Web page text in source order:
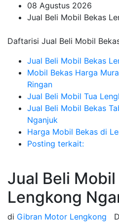
08 Agustus 2026
Jual Beli Mobil Bekas
Daftarisi Jual Beli Mobil
Jual Beli Mobil Bekas
Mobil Bekas Harga
Ringan
Jual Beli Mobil Tua
Jual Beli Mobil Bekas
Nganjuk
Harga Mobil Bekas di
Posting terkait:
Jual Beli
Lengkong
di Gibran Motor Lengkong